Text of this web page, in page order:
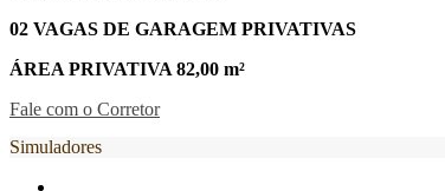
02 VAGAS DE GARAGEM PRIVATIVAS
ÁREA PRIVATIVA 82,00 m²
Fale com o Corretor
Simuladores